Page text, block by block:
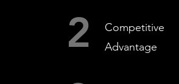
2
Competitive
Advantage